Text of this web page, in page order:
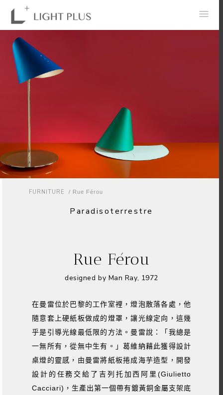
Rue Férou
Paradisoterrestre
designed by Man Ray, 1972
在曼雷位於巴黎的工作室裡，燈泡散落各處，他
隨意套上硬紙板做成的燈罩，讓光線定向，這幾
乎是引導光線最低限的方法。曼雷說：「我總是
一無所有，從無中生有。」葛維納藉此獲得設計
桌燈的靈感，由曼雷將紙板捲成海芋造型，開發
設計的任務交給了吉列托加西阿里(Giulietto
Cacciari)，生產出第一個帶有鍍黃銅金屬支架底
FURNITURE / Rue Férou